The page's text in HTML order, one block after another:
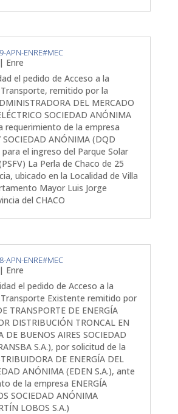
APN-ENRE#MEC
| Enre
el pedido de Acceso a la
remitido por la
DEL MERCADO
SOCIEDAD ANÓNIMA
requerimiento de la empresa
SOCIEDAD ANÓNIMA (DQD
para el ingreso del Parque Solar
La Perla de Chaco de 25
ubicado en la Localidad de Villa
Mayor Luis Jorge
del CHACO
APN-ENRE#MEC
| Enre
el pedido de Acceso a la
Transporte Existente remitido por
TRANSPORTE DE ENERGÍA
DISTRIBUCIÓN TRONCAL EN
DE BUENOS AIRES SOCIEDAD
S.A.), por solicitud de la
DE ENERGÍA DEL
ANÓNIMA (EDEN S.A.), ante
de la empresa ENERGÍA
SOCIEDAD ANÓNIMA
LOBOS S.A.)